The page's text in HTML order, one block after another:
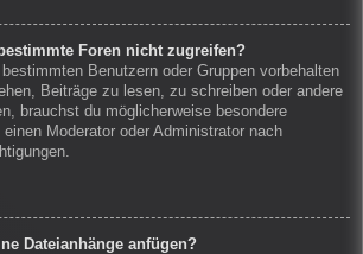
Foren nicht zugreifen?
Benutzern oder Gruppen vorbehalten
Beiträge zu lesen, zu schreiben oder andere
brauchst du möglicherweise besondere
Moderator oder Administrator nach
Dateianhänge anfügen?